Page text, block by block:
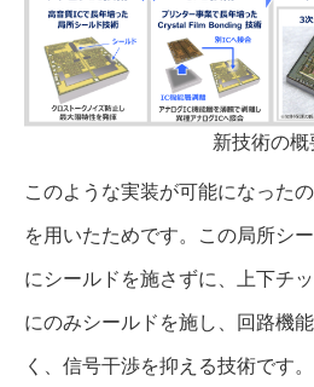
新技術の概
このような実装が可能になった
を用いたためです。この局所シ
にシールドを施さずに、上下チ
にのみシールドを施し、回路機
く、信号干渉を抑える技術です